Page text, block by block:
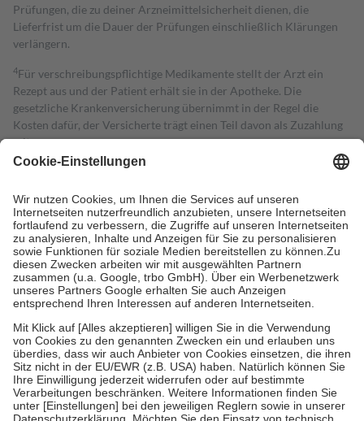
Prüfungen, die zu deiner Arzneimittelsicherheit dienen, die
Lieferfrist um die Dauer der Prüfungen einschließlich Klärungen
verlängern.
4Für verschreibungspflichtige Medikamente stellt der Arzt ein
Rezept aus und der Patient erhält sie in der Apotheke. Die
gesetzliche Krankenversicherung übernimmt in der Regel die
Kosten dafür, der Versicherte trägt einen Teil davon als Zuzahlung
mit.
Grundsätzlich leisten Mitglieder Zuzahlungen in Höhe von zehn
höchstens zehn Euro.
Es sind jedoch nie mehr als die tatsächlichen
Kosten der Leistung zu entrichten.
Diese Regeln gelten grundsätzlich auch für Online-Apotheken.
Bei Heilmitteln und häuslicher Krankenpflege beträgt die
Zuzahlung zehn Prozent der Kosten sowie zehn Euro je
Verordnung.
Um das Engagement der Versicherten für ihre eigene Gesundheit zu
stärken und die besondere Stellung der Familie zu unterstützen,
fallenkeine Zuzahlungenan bei:
• Kindern und Jugendlichen bis zum vollendeten 18. Lebensjahr
mit Ausnahme der Fahrkosten
• Untersuchungen zur Vorsorge und Früherkennung, die von der
GKV getragen werden
• empfohlenen Schutzimpfungen